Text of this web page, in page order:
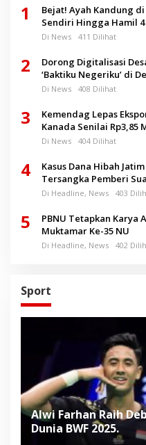
1
Bejat! Ayah Kandung
Sendiri Hingga Hamil 4
Di News 411 Dilihat
2
Dorong Digitalisasi
‘Baktiku Negeriku’ di
Di News 408 Dilihat
3
Kemendag Lepas
Kanada Senilai Rp3,85
Di News 404 Dilihat
4
Kasus Dana Hibah
Tersangka Pemberi
Di Headline, News 403
5
PBNU Tetapkan Karya
Muktamar Ke-35 NU
Di Headline, News 402
Sport
Alwi Farhan Raih
Dunia BWF 2025.